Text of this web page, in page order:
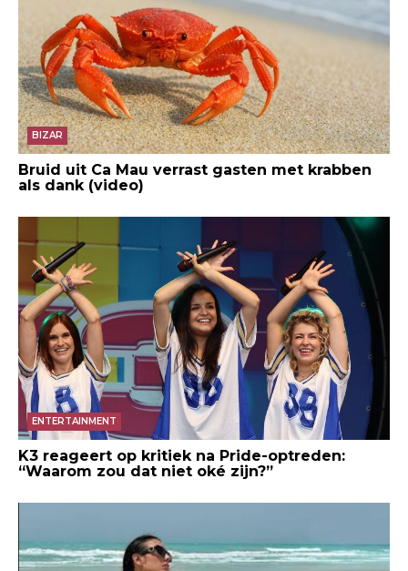
BIZAR
Bruid uit Ca Mau verrast gasten met krabben
als dank (video)
ENTERTAINMENT
K3 reageert op kritiek na Pride-optreden:
“Waarom zou dat niet oké zijn?”